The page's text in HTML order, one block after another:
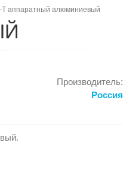
аппаратный алюминиевый
Производитель:
Россия